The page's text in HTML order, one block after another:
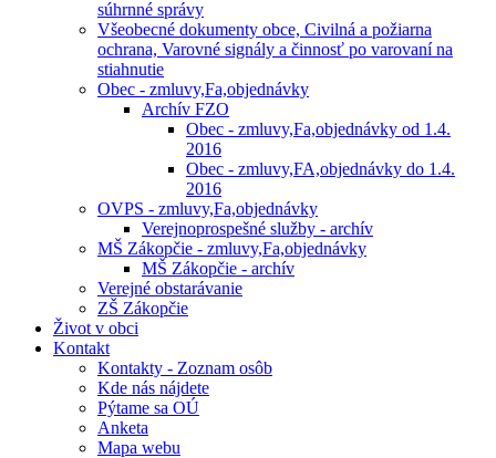
súhrnné správy
Všeobecné dokumenty obce, Civilná a požiarna
ochrana, Varovné signály a činnosť po varovaní na
stiahnutie
Obec - zmluvy,Fa,objednávky
Archív FZO
Obec - zmluvy,Fa,objednávky od 1.4.
2016
Obec - zmluvy,FA,objednávky do 1.4.
2016
OVPS - zmluvy,Fa,objednávky
Verejnoprospešné služby - archív
MŠ Zákopčie - zmluvy,Fa,objednávky
MŠ Zákopčie - archív
Verejné obstarávanie
ZŠ Zákopčie
Život v obci
Kontakt
Kontakty - Zoznam osôb
Kde nás nájdete
Pýtame sa OÚ
Anketa
Mapa webu